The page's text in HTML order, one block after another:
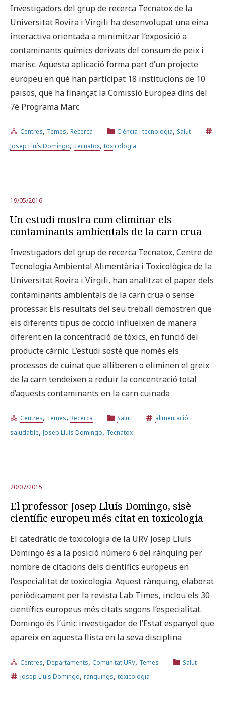
Investigadors del grup de recerca Tecnatox de la
Universitat Rovira i Virgili ha desenvolupat una eina
interactiva orientada a minimitzar l’exposició a
contaminants químics derivats del consum de peix i
marisc. Aquesta aplicació forma part d’un projecte
europeu en què han participat 18 institucions de 10
països, que ha finançat la Comissió Europea dins del
7è Programa Marc
Centres, Temes, Recerca Ciència i tecnologia, Salut
Josep Lluís Domingo, Tecnatox, toxicologia
19/05/2016
Un estudi mostra com eliminar els
contaminants ambientals de la carn crua
Investigadors del grup de recerca Tecnatox, Centre de
Tecnologia Ambiental Alimentària i Toxicològica de la
Universitat Rovira i Virgili, han analitzat el paper dels
contaminants ambientals de la carn crua o sense
processar. Els resultats del seu treball demostren que
els diferents tipus de cocció influeixen de manera
diferent en la concentració de tòxics, en funció del
producte càrnic. L’estudi sosté que només els
processos de cuinat que alliberen o eliminen el greix
de la carn tendeixen a reduir la concentració total
d’aquests contaminants en la carn cuinada
Centres, Temes, Recerca Salut
alimentació
saludable, Josep Lluís Domingo, Tecnatox
20/07/2015
El professor Josep Lluís Domingo, sisè
científic europeu més citat en toxicologia
El catedràtic de toxicologia de la URV Josep Lluís
Domingo és a la posició número 6 del rànquing per
nombre de citacions dels científics europeus en
l’especialitat de toxicologia. Aquest rànquing, elaborat
periòdicament per la revista Lab Times, inclou els 30
científics europeus més citats segons l’especialitat.
Domingo és l’únic investigador de l’Estat espanyol que
apareix en aquesta llista en la seva disciplina
Centres, Departaments, Comunitat URV, Temes
Salut
Josep Lluís Domingo, rànquings, toxicologia